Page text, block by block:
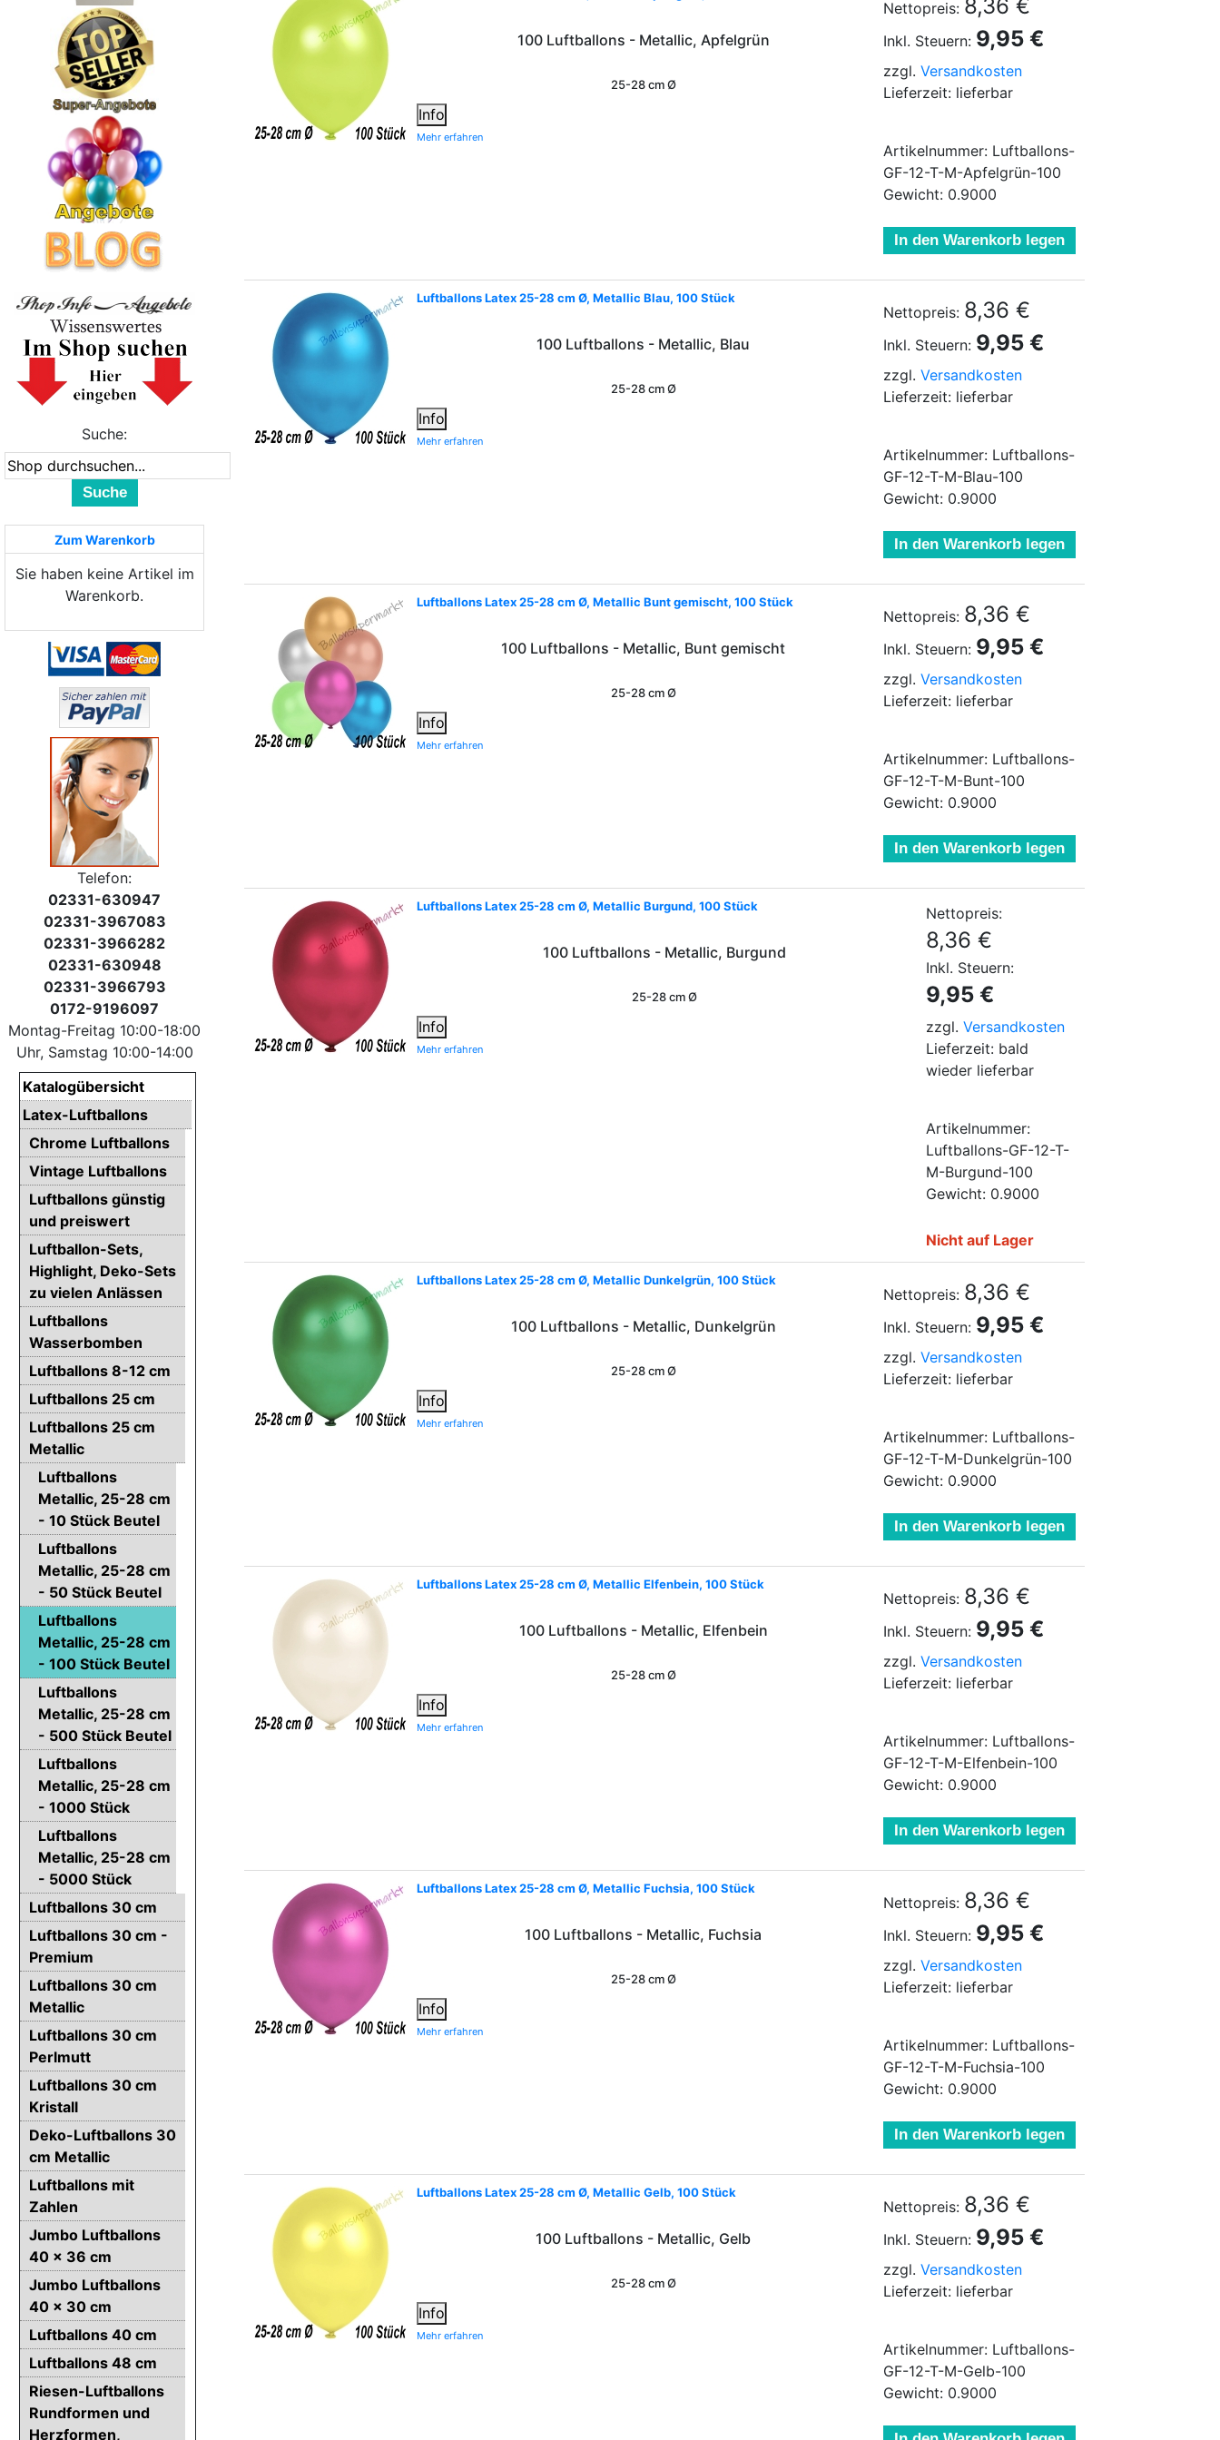
100 Luftballons - Metallic, Apfelgrün
25-28 cm Ø
Info
Mehr erfahren
Nettopreis: 8,36 €
Inkl. Steuern: 9,95 €
zzgl. Versandkosten
Lieferzeit: lieferbar
Artikelnummer: Luftballons-
GF-12-T-M-Apfelgrün-100
Gewicht: 0.9000
In den Warenkorb legen
Luftballons Latex 25-28 cm Ø, Metallic Blau, 100 Stück
100 Luftballons - Metallic, Blau
25-28 cm Ø
Info
Mehr erfahren
Nettopreis: 8,36 €
Inkl. Steuern: 9,95 €
zzgl. Versandkosten
Lieferzeit: lieferbar
Artikelnummer: Luftballons-
GF-12-T-M-Blau-100
Gewicht: 0.9000
In den Warenkorb legen
Luftballons Latex 25-28 cm Ø, Metallic Bunt gemischt, 100 Stück
100 Luftballons - Metallic, Bunt gemischt
25-28 cm Ø
Info
Mehr erfahren
Nettopreis: 8,36 €
Inkl. Steuern: 9,95 €
zzgl. Versandkosten
Lieferzeit: lieferbar
Artikelnummer: Luftballons-
GF-12-T-M-Bunt-100
Gewicht: 0.9000
In den Warenkorb legen
Luftballons Latex 25-28 cm Ø, Metallic Burgund, 100 Stück
100 Luftballons - Metallic, Burgund
25-28 cm Ø
Info
Mehr erfahren
Nettopreis:
8,36 €
Inkl. Steuern:
9,95 €
zzgl. Versandkosten
Lieferzeit: bald
wieder lieferbar
Artikelnummer:
Luftballons-GF-12-T-
M-Burgund-100
Gewicht: 0.9000
Nicht auf Lager
Luftballons Latex 25-28 cm Ø, Metallic Dunkelgrün, 100 Stück
100 Luftballons - Metallic, Dunkelgrün
25-28 cm Ø
Info
Mehr erfahren
Nettopreis: 8,36 €
Inkl. Steuern: 9,95 €
zzgl. Versandkosten
Lieferzeit: lieferbar
Artikelnummer: Luftballons-
GF-12-T-M-Dunkelgrün-100
Gewicht: 0.9000
In den Warenkorb legen
Luftballons Latex 25-28 cm Ø, Metallic Elfenbein, 100 Stück
100 Luftballons - Metallic, Elfenbein
25-28 cm Ø
Info
Mehr erfahren
Nettopreis: 8,36 €
Inkl. Steuern: 9,95 €
zzgl. Versandkosten
Lieferzeit: lieferbar
Artikelnummer: Luftballons-
GF-12-T-M-Elfenbein-100
Gewicht: 0.9000
In den Warenkorb legen
Luftballons Latex 25-28 cm Ø, Metallic Fuchsia, 100 Stück
100 Luftballons - Metallic, Fuchsia
25-28 cm Ø
Info
Mehr erfahren
Nettopreis: 8,36 €
Inkl. Steuern: 9,95 €
zzgl. Versandkosten
Lieferzeit: lieferbar
Artikelnummer: Luftballons-
GF-12-T-M-Fuchsia-100
Gewicht: 0.9000
In den Warenkorb legen
Luftballons Latex 25-28 cm Ø, Metallic Gelb, 100 Stück
100 Luftballons - Metallic, Gelb
25-28 cm Ø
Info
Mehr erfahren
Nettopreis: 8,36 €
Inkl. Steuern: 9,95 €
zzgl. Versandkosten
Lieferzeit: lieferbar
Artikelnummer: Luftballons-
GF-12-T-M-Gelb-100
Gewicht: 0.9000
Suche:
Suche
Zum Warenkorb
Sie haben keine Artikel im
Warenkorb.
Telefon:
02331-630947
02331-3967083
02331-3966282
02331-630948
02331-3966793
0172-9196097
Montag-Freitag 10:00-18:00
Uhr, Samstag 10:00-14:00
Katalogübersicht
Latex-Luftballons
Chrome Luftballons
Vintage Luftballons
Luftballons günstig
und preiswert
Luftballon-Sets,
Highlight, Deko-Sets
zu vielen Anlässen
Luftballons
Wasserbomben
Luftballons 8-12 cm
Luftballons 25 cm
Luftballons 25 cm
Metallic
Luftballons
Metallic, 25-28 cm
- 10 Stück Beutel
Luftballons
Metallic, 25-28 cm
- 50 Stück Beutel
Luftballons
Metallic, 25-28 cm
- 100 Stück Beutel
Luftballons
Metallic, 25-28 cm
- 500 Stück Beutel
Luftballons
Metallic, 25-28 cm
- 1000 Stück
Luftballons
Metallic, 25-28 cm
- 5000 Stück
Luftballons 30 cm
Luftballons 30 cm -
Premium
Luftballons 30 cm
Metallic
Luftballons 30 cm
Perlmutt
Luftballons 30 cm
Kristall
Deko-Luftballons 30
cm Metallic
Luftballons mit
Zahlen
Jumbo Luftballons
40 x 36 cm
Jumbo Luftballons
40 x 30 cm
Luftballons 40 cm
Luftballons 48 cm
Riesen-Luftballons
Rundformen und
Herzformen,